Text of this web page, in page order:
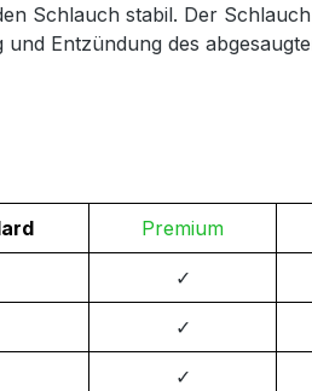
Schlauch stabil. Der
Entzündung des
Premium
✓
✓
✓